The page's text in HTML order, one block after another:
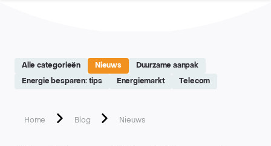
Alle categorieën Nieuws Duurzame aanpak
Energie besparen: tips Energiemarkt Telecom
Home Blog Nieuws